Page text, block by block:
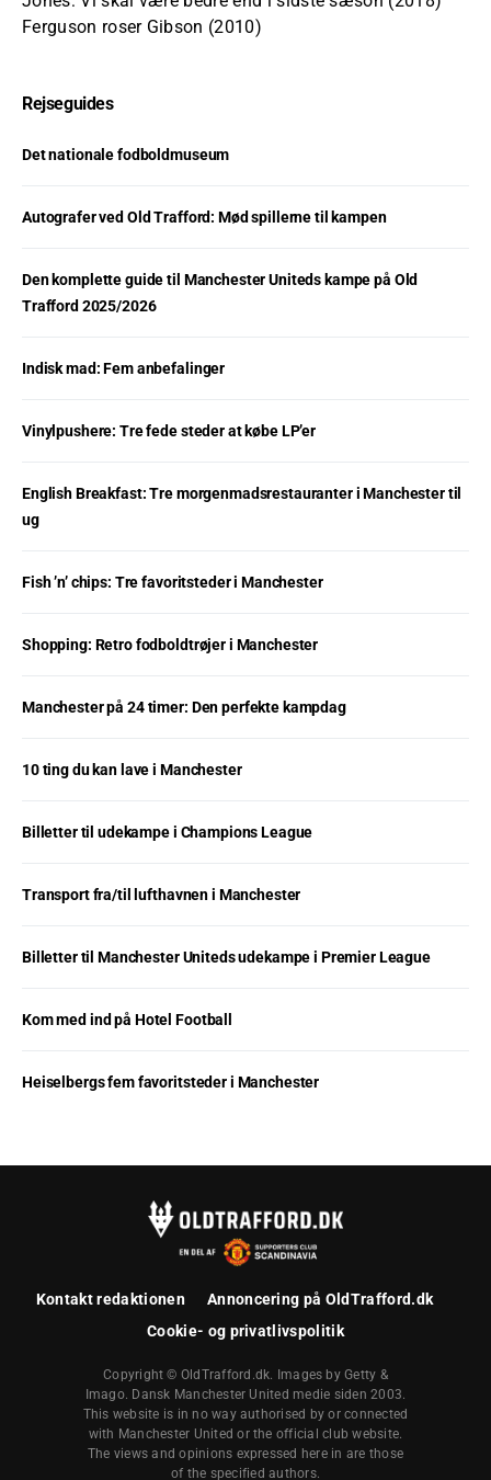
Ferguson roser Gibson (2010)
Rejseguides
Det nationale fodboldmuseum
Autografer ved Old Trafford: Mød spillerne til kampen
Den komplette guide til Manchester Uniteds kampe på Old
Trafford 2025/2026
Indisk mad: Fem anbefalinger
Vinylpushere: Tre fede steder at købe LP’er
English Breakfast: Tre morgenmadsrestauranter i Manchester til
ug
Fish ’n’ chips: Tre favoritsteder i Manchester
Shopping: Retro fodboldtrøjer i Manchester
Manchester på 24 timer: Den perfekte kampdag
10 ting du kan lave i Manchester
Billetter til udekampe i Champions League
Transport fra/til lufthavnen i Manchester
Billetter til Manchester Uniteds udekampe i Premier League
Kom med ind på Hotel Football
Heiselbergs fem favoritsteder i Manchester
Kontakt redaktionen
Annoncering på OldTrafford.dk
Cookie- og privatlivspolitik
Copyright © OldTrafford.dk. Images by Getty &
Imago. Dansk Manchester United medie siden 2003.
This website is in no way authorised by or connected
with Manchester United or the official club website.
The views and opinions expressed here in are those
of the specified authors.